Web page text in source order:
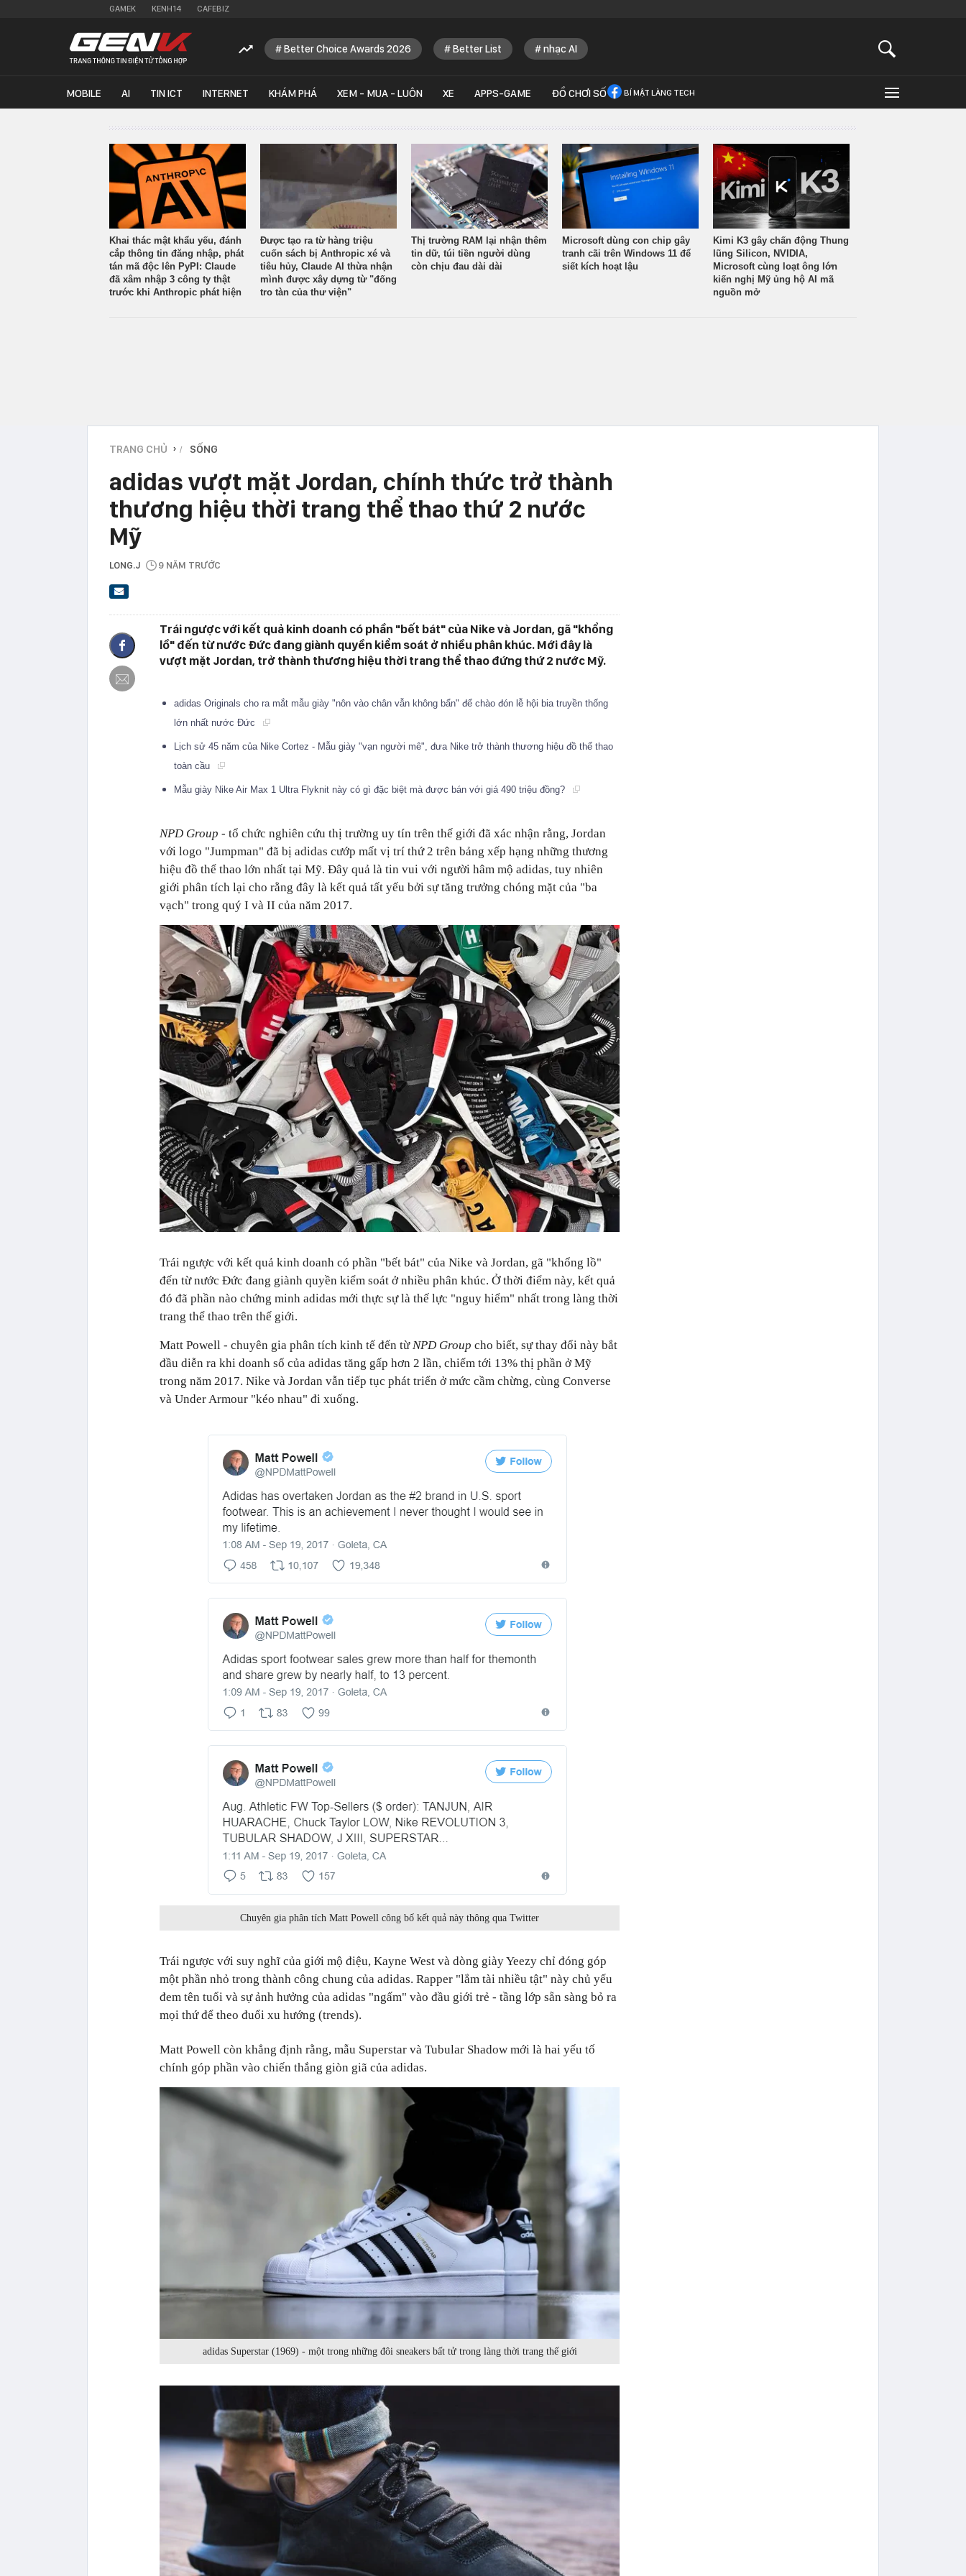
GAMEK KENH14 CAFEBIZ
Better Choice Awards 2026 Better List nhạc AI
MOBILE AI TIN ICT INTERNET KHÁM PHÁ XEM - MUA - LUÔN XE APPS-GAME ĐỒ CHƠI SỐ BÍ MẬT LÀNG TECH
Khai thác mật khẩu yếu, đánh
cắp thông tin đăng nhập, phát
tán mã độc lên PyPI: Claude
đã xâm nhập 3 công ty thật
trước khi Anthropic phát hiện
Được tạo ra từ hàng triệu
cuốn sách bị Anthropic xé và
tiêu hủy, Claude AI thừa nhận
mình được xây dựng từ "đống
tro tàn của thư viện"
Thị trường RAM lại nhận thêm
tin dữ, túi tiền người dùng
còn chịu đau dài dài
Microsoft dùng con chip gây
tranh cãi trên Windows 11 để
siết kích hoạt lậu
Kimi K3 gây chấn động Thung
lũng Silicon, NVIDIA,
Microsoft cùng loạt ông lớn
kiến nghị Mỹ ủng hộ AI mã
nguồn mở
TRANG CHỦ › SỐNG
adidas vượt mặt Jordan, chính thức trở thành
thương hiệu thời trang thể thao thứ 2 nước
Mỹ
LONG.J 9 NĂM TRƯỚC
Trái ngược với kết quả kinh doanh có phần "bết bát" của Nike và Jordan, gã "khổng
lồ" đến từ nước Đức đang giành quyền kiểm soát ở nhiều phân khúc. Mới đây là
vượt mặt Jordan, trở thành thương hiệu thời trang thể thao đứng thứ 2 nước Mỹ.
adidas Originals cho ra mắt mẫu giày "nôn vào chân vẫn không bẩn" để chào đón lễ hội bia truyền thống
lớn nhất nước Đức
Lịch sử 45 năm của Nike Cortez - Mẫu giày "vạn người mê", đưa Nike trở thành thương hiệu đồ thể thao
toàn cầu
Mẫu giày Nike Air Max 1 Ultra Flyknit này có gì đặc biệt mà được bán với giá 490 triệu đồng?
NPD Group - tổ chức nghiên cứu thị trường uy tín trên thế giới đã xác nhận rằng, Jordan
với logo "Jumpman" đã bị adidas cướp mất vị trí thứ 2 trên bảng xếp hạng những thương
hiệu đồ thể thao lớn nhất tại Mỹ. Đây quả là tin vui với người hâm mộ adidas, tuy nhiên
giới phân tích lại cho rằng đây là kết quả tất yếu bởi sự tăng trưởng chóng mặt của "ba
vạch" trong quý I và II của năm 2017.
Trái ngược với kết quả kinh doanh có phần "bết bát" của Nike và Jordan, gã "khổng lồ"
đến từ nước Đức đang giành quyền kiểm soát ở nhiều phân khúc. Ở thời điểm này, kết quả
đó đã phần nào chứng minh adidas mới thực sự là thế lực "nguy hiểm" nhất trong làng thời
trang thể thao trên thế giới.
Matt Powell - chuyên gia phân tích kinh tế đến từNPD Group cho biết, sự thay đổi này bắt
đầu diễn ra khi doanh số của adidas tăng gấp hơn 2 lần, chiếm tới 13% thị phần ở Mỹ
trong năm 2017. Nike và Jordan vẫn tiếp tục phát triển ở mức cầm chừng, cùng Converse
và Under Armour "kéo nhau" đi xuống.
Chuyên gia phân tích Matt Powell công bố kết quả này thông qua Twitter
Trái ngược với suy nghĩ của giới mộ điệu, Kayne West và dòng giày Yeezy chỉ đóng góp
một phần nhỏ trong thành công chung của adidas. Rapper "lắm tài nhiều tật" này chủ yếu
đem tên tuổi và sự ảnh hưởng của adidas "ngấm" vào đầu giới trẻ - tầng lớp sẵn sàng bỏ ra
mọi thứ để theo đuổi xu hướng (trends).
Matt Powell còn khẳng định rằng, mẫu Superstar và Tubular Shadow mới là hai yếu tố
chính góp phần vào chiến thắng giòn giã của adidas.
adidas Superstar (1969) - một trong những đôi sneakers bất tử trong làng thời trang thế giới